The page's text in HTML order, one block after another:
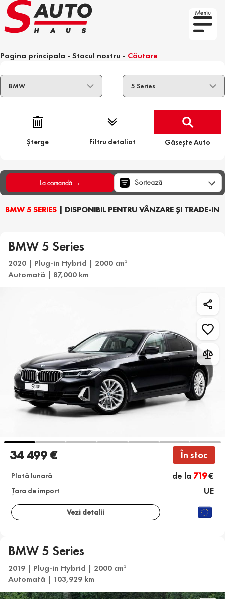
Meniu
Pagina principala - Stocul nostru - Căutare
Șterge Filtru detaliat Găsește Auto
BMW 5 SERIES | DISPONIBIL PENTRU VÂNZARE ȘI TRADE-IN
La comandă → Sortează
BMW 5 Series
2020 | Plug-in Hybrid | 2000 cm3
Automată | 87,000 km
34 499 € În stoc
Plată lunară de la 719€
Țara de import UE
Vezi detalii
BMW 5 Series
2019 | Plug-in Hybrid | 2000 cm3
Automată | 103,929 km